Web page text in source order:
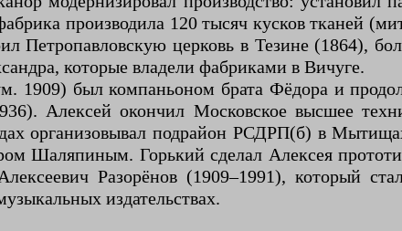
производила 120 тысяч кусков тканей
Петропавловскую церковь в Тезине (1864),
которые владели фабриками в Вичуге.
1909) был компаньоном брата Фёдора и
Алексей окончил Московское высшее
организовывал подрайон РСДРП(б) в
Шаляпиным. Горький сделал Алексея
Разорёнов (1909–1991), который
издательствах.